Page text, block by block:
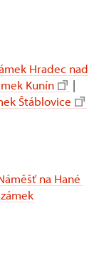
Hradec nad
Kunín
|
Štáblovice
na Hané
zámek